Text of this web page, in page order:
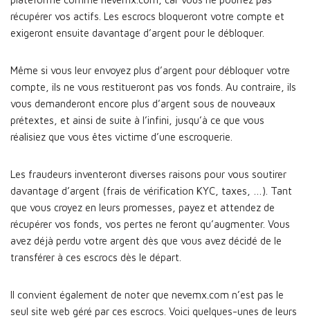
récupérer vos actifs. Les escrocs bloqueront votre compte et
exigeront ensuite davantage d’argent pour le débloquer.
Même si vous leur envoyez plus d’argent pour débloquer votre
compte, ils ne vous restitueront pas vos fonds. Au contraire, ils
vous demanderont encore plus d’argent sous de nouveaux
prétextes, et ainsi de suite à l’infini, jusqu’à ce que vous
réalisiez que vous êtes victime d’une escroquerie.
Les fraudeurs inventeront diverses raisons pour vous soutirer
davantage d’argent (frais de vérification KYC, taxes, …). Tant
que vous croyez en leurs promesses, payez et attendez de
récupérer vos fonds, vos pertes ne feront qu’augmenter. Vous
avez déjà perdu votre argent dès que vous avez décidé de le
transférer à ces escrocs dès le départ.
Il convient également de noter que nevemx.com n’est pas le
seul site web géré par ces escrocs. Voici quelques-unes de leurs